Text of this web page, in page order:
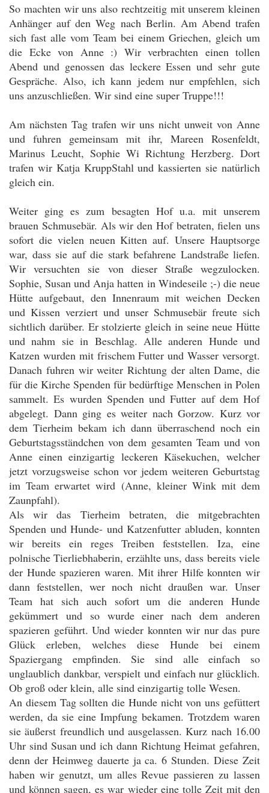
So machten wir uns also rechtzeitig mit unserem kleinen
Anhänger auf den Weg nach Berlin. Am Abend trafen
sich fast alle vom Team bei einem Griechen, gleich um
die Ecke von Anne :) Wir verbrachten einen tollen
Abend und genossen das leckere Essen und sehr gute
Gespräche. Also, ich kann jedem nur empfehlen, sich
uns anzuschließen. Wir sind eine super Truppe!!!
Am nächsten Tag trafen wir uns nicht unweit von Anne
und fuhren gemeinsam mit ihr, Mareen Rosenfeldt,
Marinus Leucht, Sophie Wi Richtung Herzberg. Dort
trafen wir Katja KruppStahl und kassierten sie natürlich
gleich ein.
Weiter ging es zum besagten Hof u.a. mit unserem
brauen Schmusebär. Als wir den Hof betraten, fielen uns
sofort die vielen neuen Kitten auf. Unsere Hauptsorge
war, dass sie auf die stark befahrene Landstraße liefen.
Wir versuchten sie von dieser Straße wegzulocken.
Sophie, Susan und Anja hatten in Windeseile ;-) die neue
Hütte aufgebaut, den Innenraum mit weichen Decken
und Kissen verziert und unser Schmusebär freute sich
sichtlich darüber. Er stolzierte gleich in seine neue Hütte
und nahm sie in Beschlag. Alle anderen Hunde und
Katzen wurden mit frischem Futter und Wasser versorgt.
Danach fuhren wir weiter Richtung der alten Dame, die
für die Kirche Spenden für bedürftige Menschen in Polen
sammelt. Es wurden Spenden und Futter auf dem Hof
abgelegt. Dann ging es weiter nach Gorzow. Kurz vor
dem Tierheim bekam ich dann überraschend noch ein
Geburtstagsständchen von dem gesamten Team und von
Anne einen einzigartig leckeren Käsekuchen, welcher
jetzt vorzugsweise schon vor jedem weiteren Geburtstag
im Team erwartet wird (Anne, kleiner Wink mit dem
Zaunpfahl).
Als wir das Tierheim betraten, die mitgebrachten
Spenden und Hunde- und Katzenfutter abluden, konnten
wir bereits ein reges Treiben feststellen. Iza, eine
polnische Tierliebhaberin, erzählte uns, dass bereits viele
der Hunde spazieren waren. Mit ihrer Hilfe konnten wir
dann feststellen, wer noch nicht draußen war. Unser
Team hat sich auch sofort um die anderen Hunde
gekümmert und so wurde einer nach dem anderen
spazieren geführt. Und wieder konnten wir nur das pure
Glück erleben, welches diese Hunde bei einem
Spaziergang empfinden. Sie sind alle einfach so
unglaublich dankbar, verspielt und einfach nur glücklich.
Ob groß oder klein, alle sind einzigartig tolle Wesen.
An diesem Tag sollten die Hunde nicht von uns gefüttert
werden, da sie eine Impfung bekamen. Trotzdem waren
sie äußerst freundlich und ausgelassen. Kurz nach 16.00
Uhr sind Susan und ich dann Richtung Heimat gefahren,
denn der Heimweg dauerte ja ca. 6 Stunden. Diese Zeit
haben wir genutzt, um alles Revue passieren zu lassen
und können sagen, es war wieder eine tolle Zeit mit den